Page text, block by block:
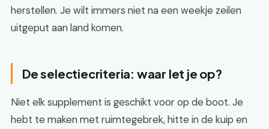
herstellen. Je wilt immers niet na een weekje zeilen
uitgeput aan land komen.
De selectiecriteria: waar let je op?
Niet elk supplement is geschikt voor op de boot. Je
hebt te maken met ruimtegebrek, hitte in de kuip en